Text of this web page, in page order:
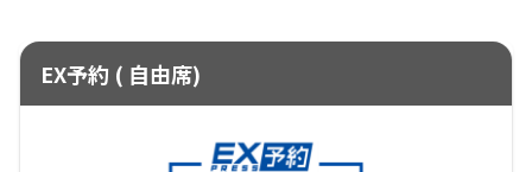
EX予約 ( 自由席)